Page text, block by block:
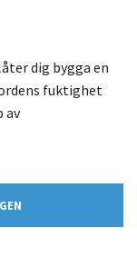
dig bygga en
fuktighet
av